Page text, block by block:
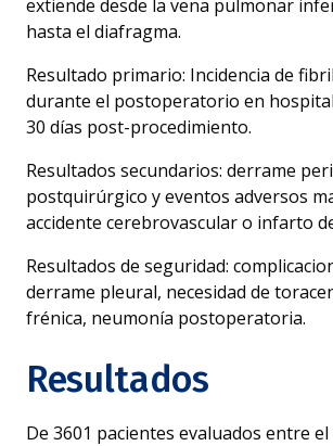
extiende desde la vena pulmonar
hasta el diafragma.
Resultado primario: Incidencia de
durante el postoperatorio en
30 días post-procedimiento.
Resultados secundarios: derrame
postquirúrgico y eventos adversos
accidente cerebrovascular o infarto
Resultados de seguridad:
derrame pleural, necesidad de
frénica, neumonía postoperatoria.
Resultados
De 3601 pacientes evaluados entre